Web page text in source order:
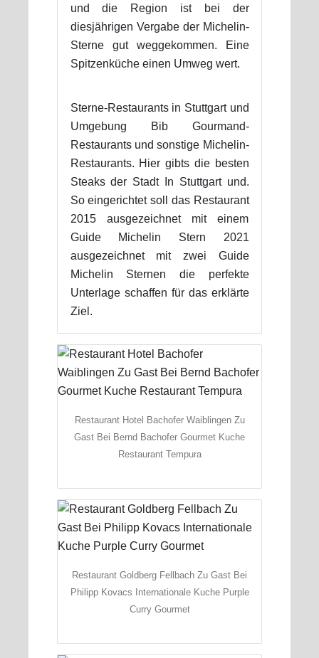
und die Region ist bei der
diesjährigen Vergabe der Michelin-
Sterne gut weggekommen. Eine
Spitzenküche einen Umweg wert.
Sterne-Restaurants in Stuttgart und
Umgebung Bib Gourmand-
Restaurants und sonstige Michelin-
Restaurants. Hier gibts die besten
Steaks der Stadt In Stuttgart und.
So eingerichtet soll das Restaurant
2015 ausgezeichnet mit einem
Guide Michelin Stern 2021
ausgezeichnet mit zwei Guide
Michelin Sternen die perfekte
Unterlage schaffen für das erklärte
Ziel.
Restaurant Hotel Bachofer Waiblingen Zu
Gast Bei Bernd Bachofer Gourmet Kuche
Restaurant Tempura
Restaurant Goldberg Fellbach Zu Gast Bei
Philipp Kovacs Internationale Kuche Purple
Curry Gourmet